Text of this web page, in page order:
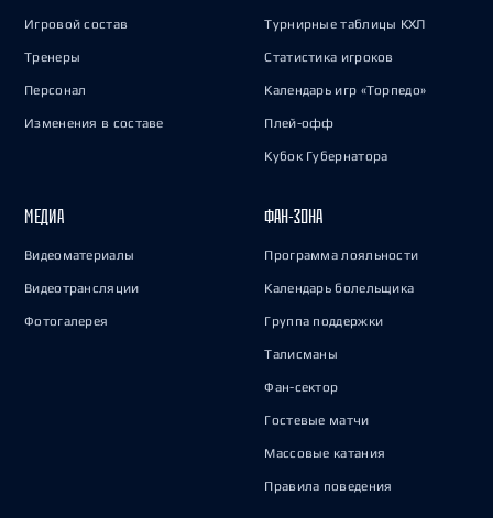
Игровой состав
Тренеры
Персонал
Изменения в составе
Турнирные таблицы КХЛ
Статистика игроков
Календарь игр «Торпедо»
Плей-офф
Кубок Губернатора
МЕДИА
Видеоматериалы
Видеотрансляции
Фотогалерея
ФАН-ЗОНА
Программа лояльности
Календарь болельщика
Группа поддержки
Талисманы
Фан-сектор
Гостевые матчи
Массовые катания
Правила поведения